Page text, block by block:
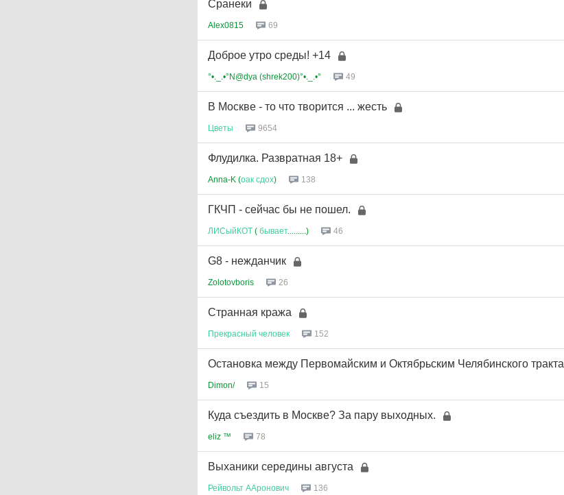
Сранеки
Alex0815 69
Доброе утро среды! +14
°•._.•°N@dya (shrek200)°•._.•° 49
В Москве - то что творится ... жесть
Цветы 9654
Флудилка. Развратная 18+
Anna-K (оак сдох) 138
ГКЧП - сейчас бы не пошел.
ЛИСыйКОТ ( бывает.........) 46
G8 - нежданчик
Zolotovboris 26
Странная кража
Прекрасный человек 152
Остановка между Первомайским и Октябрьским Челябинского тракта
Dimon/ 15
Куда съездить в Москве? За пару выходных.
eliz ™ 78
Выханики середины августа
Рейвольт ААронович 136